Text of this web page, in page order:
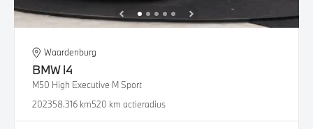
Waardenburg
BMW i4
M50 High Executive M Sport
202358.316 km520 km actieradius